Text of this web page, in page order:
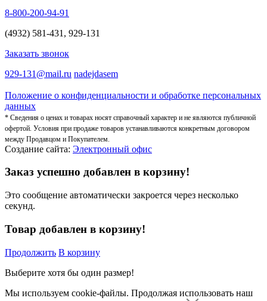
8-800-200-94-91
(4932) 581-431, 929-131
Заказать звонок
929-131@mail.ru nadejdasem
Положение о конфиденциальности и обработке персональных
данных
* Сведения о ценах и товарах носят справочный характер и не являются публичной
офертой. Условия при продаже товаров устанавливаются конкретным договором
между Продавцом и Покупателем.
Создание сайта: Электронный офис
Заказ успешно добавлен в корзину!
Это сообщение автоматически закроется через несколько
секунд.
Товар добавлен в корзину!
Продолжить В корзину
Выберите хотя бы один размер!
Мы используем cookie-файлы. Продолжая использовать наш